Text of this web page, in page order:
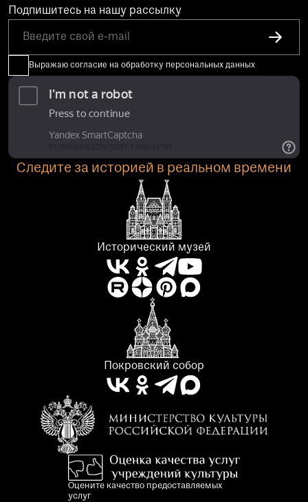
Подпишитесь на нашу рассылку
Выражаю согласие на обработку персональных данных
Следите за историей в реальном времени
Исторический музей
Покровский собор
Оцените качество предоставляемых
услуг